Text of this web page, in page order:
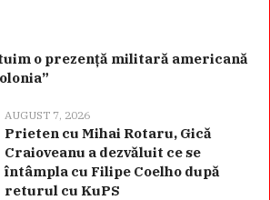
o prezență militară americană
AUGUST 7, 2026
Prieten cu Mihai Rotaru, Gică
Craioveanu a dezvăluit ce se
întâmpla cu Filipe Coelho după
returul cu KuPS